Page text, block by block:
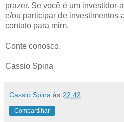
prazer. Se você é um investidor-
e/ou participar de
contato para mim.
Conte conosco.
Cassio Spina
Cassio Spina às 22:42
Compartilhar